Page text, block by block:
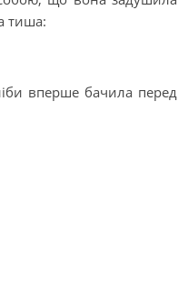
тиша:
вперше бачила перед